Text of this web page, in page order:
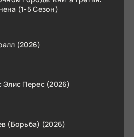
(1-5 Сезон)
(2026)
Элис Перес (2026)
(Борьба) (2026)